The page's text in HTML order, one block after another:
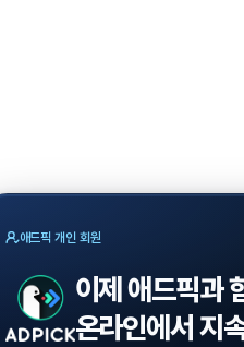
애드픽 개인 회원
이제 애드픽과
온라인에서 지